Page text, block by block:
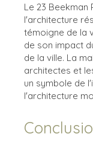
Le 23 Beekman
l'architecture
témoigne de la
de son impact
de la ville. La
architectes et
un symbole de
l'architecture